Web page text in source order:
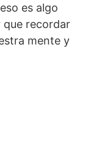
es algo
que recordar
mente y